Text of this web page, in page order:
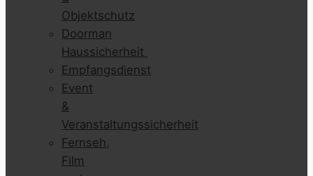
Objektschutz
Doorman
Haussicherheit
Empfangsdienst
Event
&
Veranstaltungssicherheit
Fernseh,
Film